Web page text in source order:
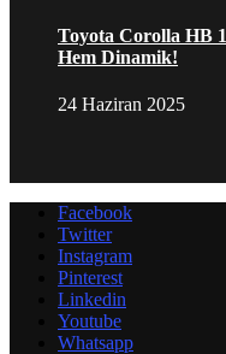
Toyota Corolla HB
Hem Dinamik!
24 Haziran 2025
Facebook
Twitter
Instagram
Pinterest
Linkedin
Youtube
Whatsapp